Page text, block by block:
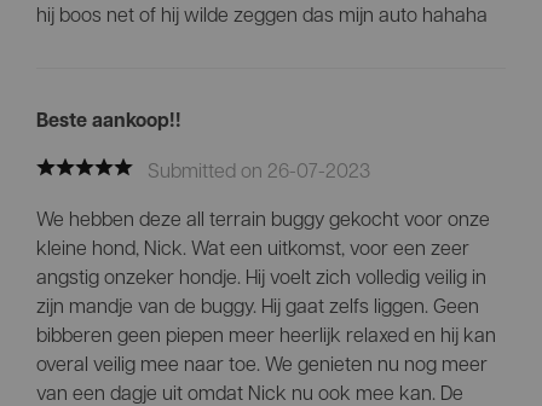
hij boos net of hij wilde zeggen das mijn auto hahaha
Beste aankoop!!
Submitted on 26-07-2023
We hebben deze all terrain buggy gekocht voor onze
kleine hond, Nick. Wat een uitkomst, voor een zeer
angstig onzeker hondje. Hij voelt zich volledig veilig in
zijn mandje van de buggy. Hij gaat zelfs liggen. Geen
bibberen geen piepen meer heerlijk relaxed en hij kan
overal veilig mee naar toe. We genieten nu nog meer
van een dagje uit omdat Nick nu ook mee kan. De